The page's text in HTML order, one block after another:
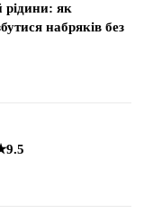
рідини: як
набряків без